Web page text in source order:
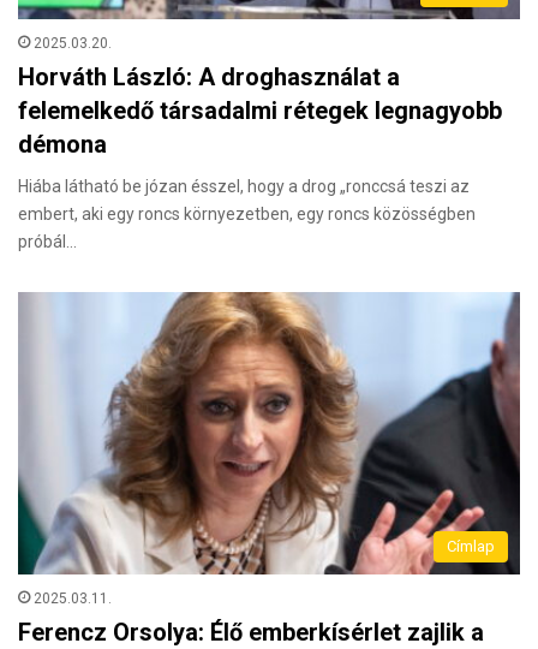
2025.03.20.
Horváth László: A droghasználat a
felemelkedő társadalmi rétegek legnagyobb
démona
Hiába látható be józan ésszel, hogy a drog „ronccsá teszi az
embert, aki egy roncs környezetben, egy roncs közösségben
próbál…
Címlap
2025.03.11.
Ferencz Orsolya: Élő emberkísérlet zajlik a